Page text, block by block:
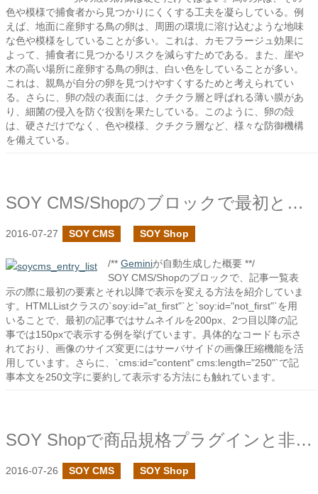
色や模様で捕食者から見つかりにくくする工夫を凝らしている。例
えば、地面に産卵する鳥の卵は、周囲の環境に溶け込むような地味
な色や模様をしていることが多い。これは、カモフラージュ効果に
よって、捕食者に見つかるリスクを減らすためである。また、崖や
木の高い場所に産卵する鳥の卵は、白い色をしていることが多い。
これは、親鳥が自分の卵を見つけやすくするためと考えられてい
る。さらに、卵の殻の表面には、クチクラ層と呼ばれる薄い膜があ
り、細菌の侵入を防ぐ役割を果たしている。このように、卵の殻
は、硬さだけでなく、色や模様、クチクラ層など、様々な防御機構
を備えている。
SOY CMS/Shopのブロックで最初とそれ以外のデータで表示を変えたい
2016-07-27 SOY CMS SOY Shop
/** Geminiが自動生成した概要 **/
SOY CMS/Shopのブロックで、記事一覧表
示の際に最初の要素とそれ以降で表示を変える方法を紹介していま
す。HTMLListクラスの`soy:id="at_first"`と`soy:id="not_first"`を用
いることで、最初の記事ではサムネイルを200px、2つ目以降の記
事では150pxで表示する例を挙げています。具体的なコードも示さ
れており、画像のサイズ変更にはサーバサイドの画像圧縮機能を活
用しています。さらに、`cms:id="content" cms:length="250"`で記
事本文を250文字に要約して表示する方法にも触れています。
SOY Shopで商品規格プラグインと非同期カートボタンプラグインを一緒に使いたい
2016-07-26 SOY CMS SOY Shop